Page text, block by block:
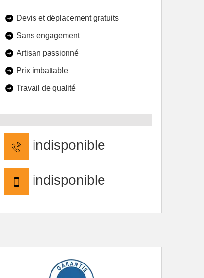
Devis et déplacement gratuits
Sans engagement
Artisan passionné
Prix imbattable
Travail de qualité
indisponible
indisponible